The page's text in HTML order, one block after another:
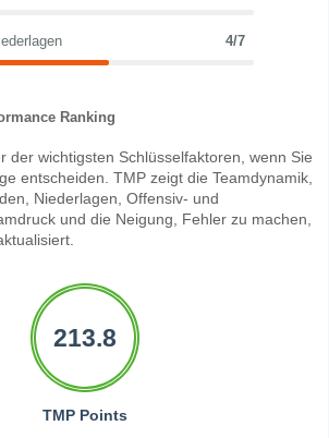
4/7
Ranking
der wichtigsten Schlüsselfaktoren, wenn Sie
entscheiden. TMP zeigt die Teamdynamik,
Niederlagen, Offensiv- und
und die Neigung, Fehler zu machen,
213.8
TMP Points